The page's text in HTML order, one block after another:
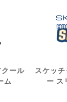
ール
ム
スケッ
ー ス